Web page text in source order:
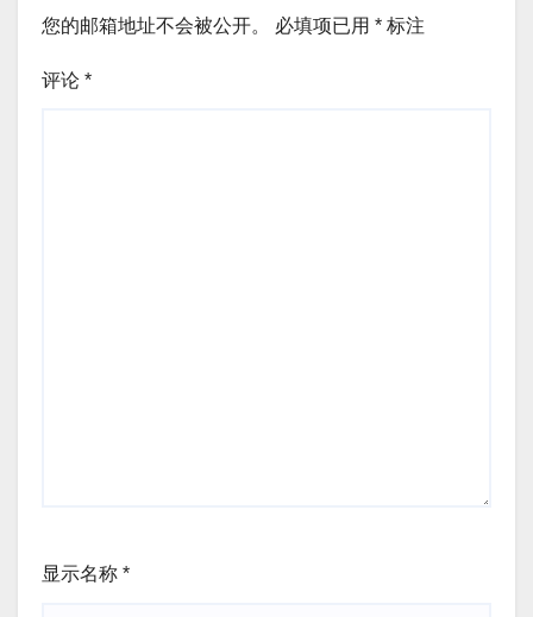
您的邮箱地址不会被公开。 必填项已用 * 标注
评论 *
显示名称 *